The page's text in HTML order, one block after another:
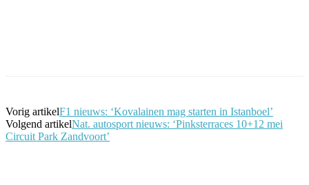
Vorig artikelF1 nieuws: ‘Kovalainen mag starten in Istanboel’
Volgend artikelNat. autosport nieuws: ‘Pinksterraces 10+12 mei
Circuit Park Zandvoort’